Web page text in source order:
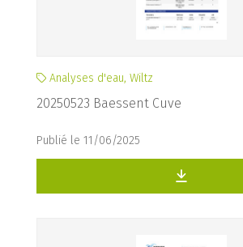
Analyses d'eau, Wiltz
20250523 Baessent Cuve
Publié le 11/06/2025